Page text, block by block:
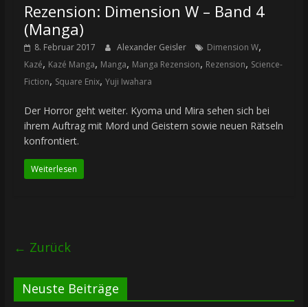
Rezension: Dimension W – Band 4
(Manga)
8. Februar 2017 Alexander Geisler Dimension W,
Kazé, Kazé Manga, Manga, Manga Rezension, Rezension, Science-
Fiction, Square Enix, Yuji Iwahara
Der Horror geht weiter. Kyoma und Mira sehen sich bei
ihrem Auftrag mit Mord und Geistern sowie neuen Rätseln
konfrontiert.
Weiterlesen
← Zurück
Neuste Beiträge